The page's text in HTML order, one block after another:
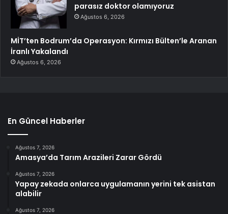
parasız doktor olamıyoruz
Ağustos 6, 2026
MİT’ten Bodrum’da Operasyon: Kırmızı Bülten’le Aranan
İranlı Yakalandı
Ağustos 6, 2026
En Güncel Haberler
Ağustos 7, 2026
Amasya’da Tarım Arazileri Zarar Gördü
Ağustos 7, 2026
Yapay zekada onlarca uygulamanın yerini tek asistan
alabilir
Ağustos 7, 2026